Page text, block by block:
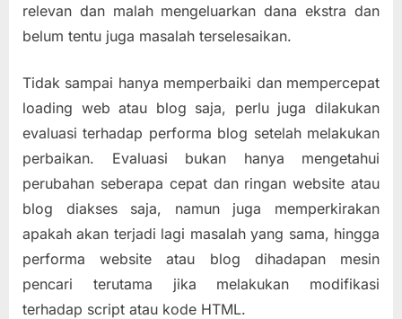
relevan dan malah mengeluarkan dana ekstra dan
belum tentu juga masalah terselesaikan.
Tidak sampai hanya memperbaiki dan mempercepat
loading web atau blog saja, perlu juga dilakukan
evaluasi terhadap performa blog setelah melakukan
perbaikan. Evaluasi bukan hanya mengetahui
perubahan seberapa cepat dan ringan website atau
blog diakses saja, namun juga memperkirakan
apakah akan terjadi lagi masalah yang sama, hingga
performa website atau blog dihadapan mesin
pencari terutama jika melakukan modifikasi
terhadap script atau kode HTML.